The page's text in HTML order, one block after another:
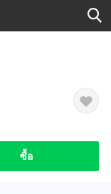
ซื้อ